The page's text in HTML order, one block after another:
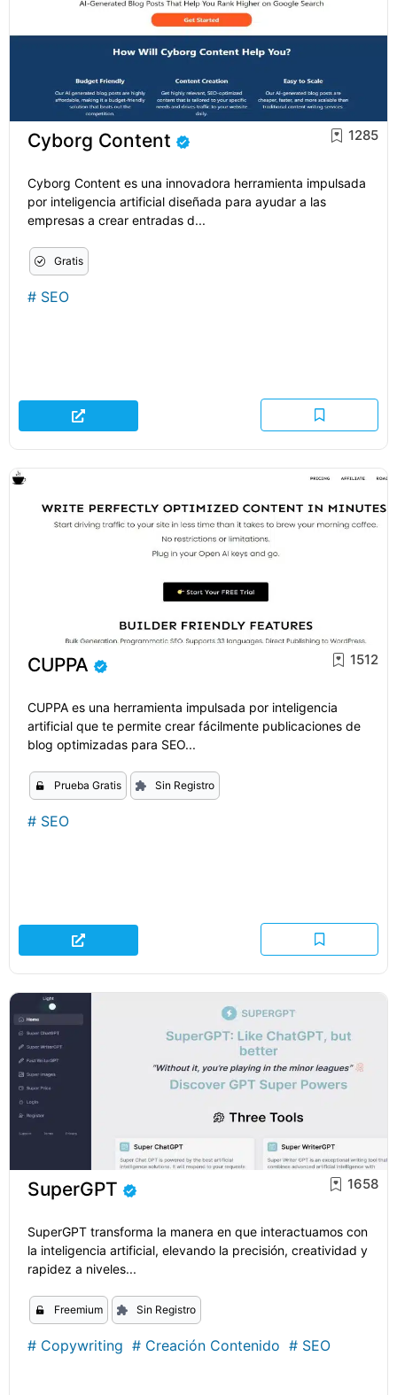
Cyborg Content 1285
Cyborg Content es una innovadora herramienta impulsada
por inteligencia artificial diseñada para ayudar a las
empresas a crear entradas d...
Gratis
# SEO
CUPPA 1512
CUPPA es una herramienta impulsada por inteligencia
artificial que te permite crear fácilmente publicaciones de
blog optimizadas para SEO...
Prueba Gratis Sin Registro
# SEO
SuperGPT 1658
SuperGPT transforma la manera en que interactuamos con
la inteligencia artificial, elevando la precisión, creatividad y
rapidez a niveles...
Freemium Sin Registro
# Copywriting # Creación Contenido # SEO